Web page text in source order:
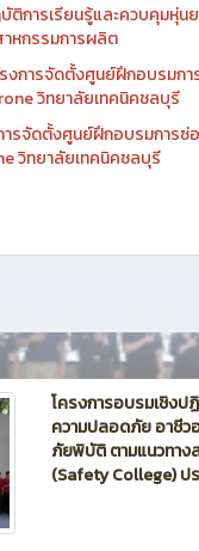
การเรียนรู้และควบคุมหุ่
าหกรรมการผลิต
งการจัดตั้งศูนย์ฝึกอบรมกา
วิทยาลัยเทคนิคชลบุรี
รจัดตั้งศูนย์ฝึกอบรมการซ่
วิทยาลัยเทคนิคชลบุรี
โครงการอบรมเชิงป
ความปลอดภัย อาชีว
ภัยพิบัติ ตามแนวทา
(Safety College) ป